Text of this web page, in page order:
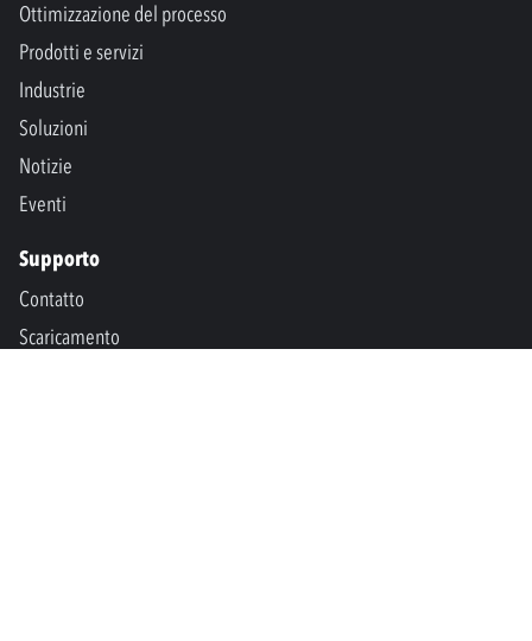
Ottimizzazione del processo
Prodotti e servizi
Industrie
Soluzioni
Notizie
Eventi
Supporto
Contatto
Scaricamento